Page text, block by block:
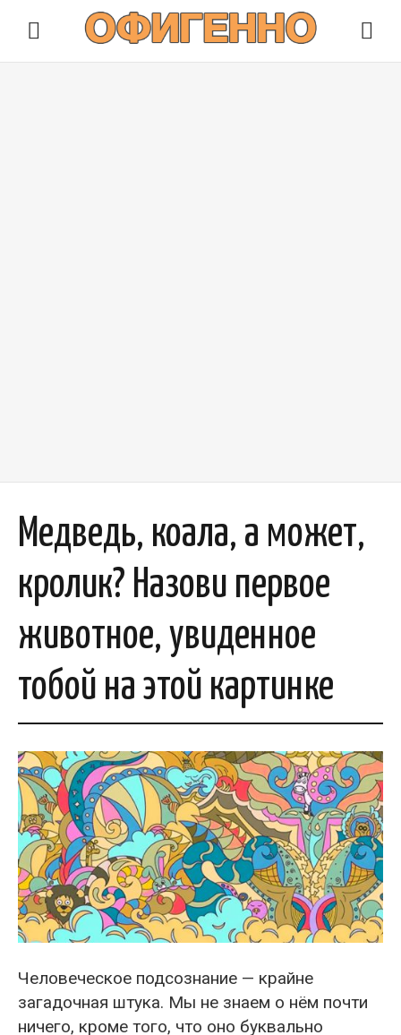
Медведь, коала, а может,
кролик? Назови первое
животное, увиденное
тобой на этой картинке
Человеческое подсознание — крайне
загадочная штука. Мы не знаем о нём почти
ничего, кроме того, что оно буквально